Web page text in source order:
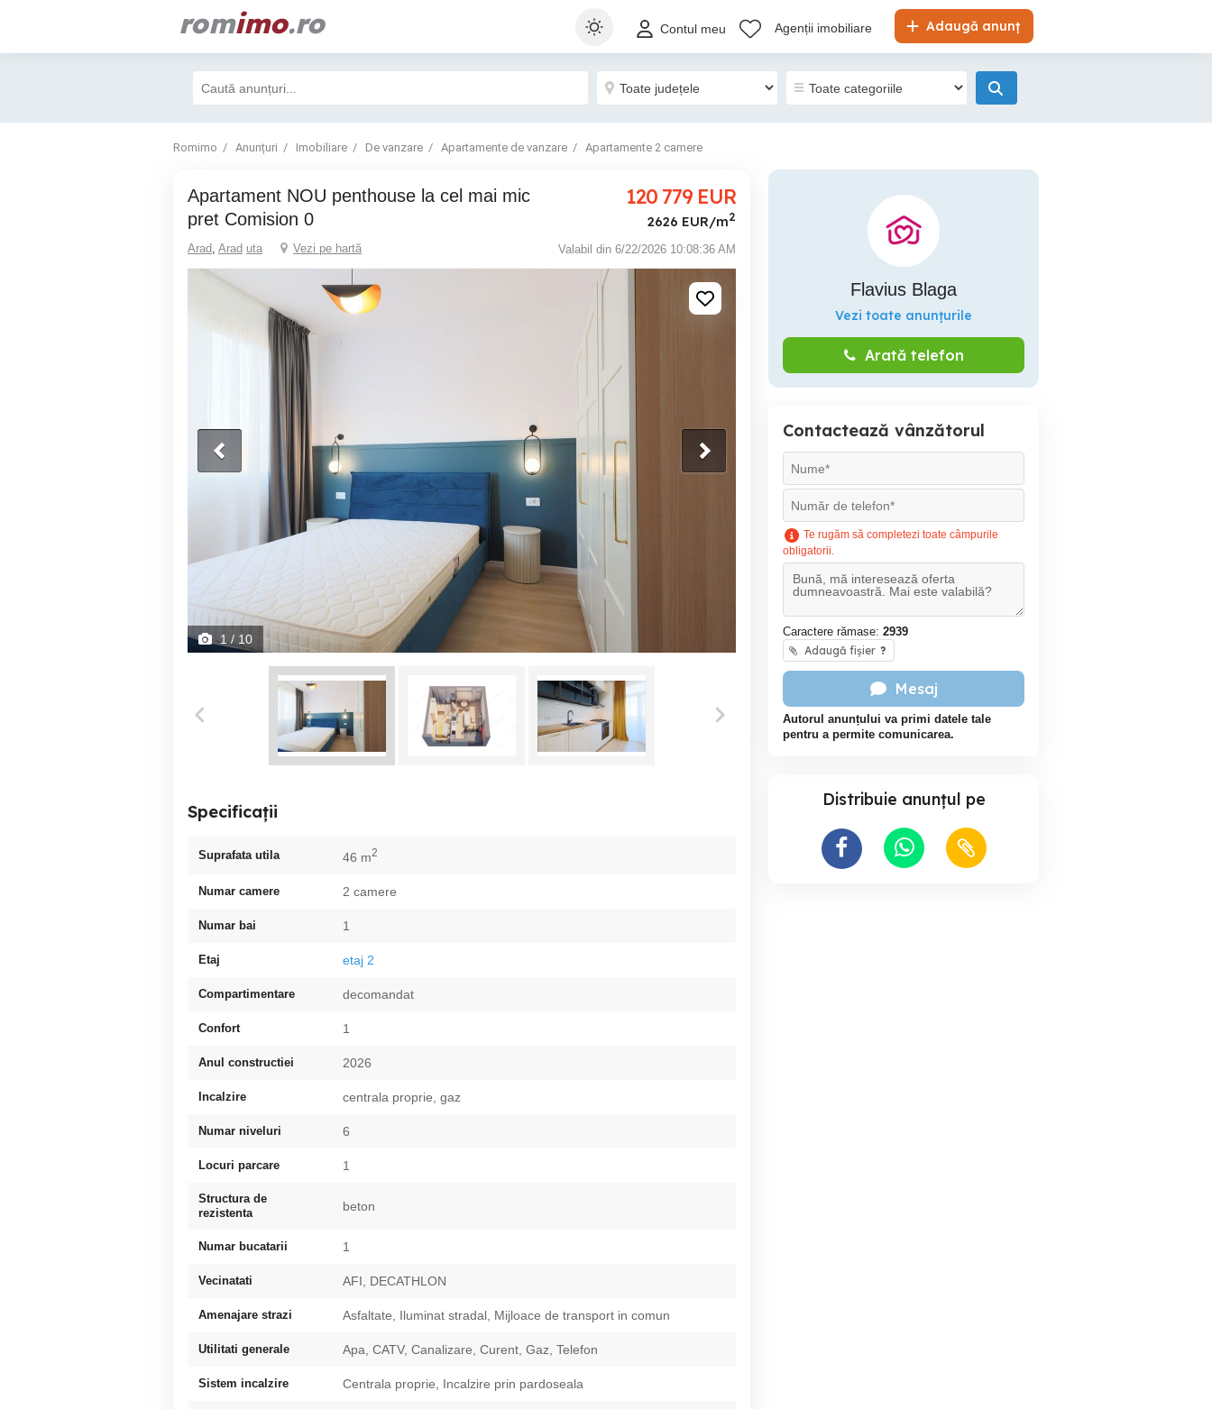
romimo.ro Adaugă anunț
Contul meu Agenții imobiliare
Romimo Anunțuri Imobiliare De vanzare Apartamente de vanzare Apartamente 2 camere
Apartament NOU penthouse la cel mai mic
pret Comision 0
120 779 EUR
2626 EUR/m2
Arad, Arad uta Vezi pe hartă Valabil din 6/22/2026 10:08:36 AM
1 / 10
Specificații
Suprafata utila 46 m2
Numar camere 2 camere
Numar bai 1
Etaj etaj 2
Compartimentare decomandat
Confort 1
Anul constructiei 2026
Incalzire centrala proprie, gaz
Numar niveluri 6
Locuri parcare 1
Structura de
rezistenta
beton
Numar bucatarii 1
Vecinatati AFI, DECATHLON
Amenajare strazi Asfaltate, Iluminat stradal, Mijloace de transport in comun
Utilitati generale Apa, CATV, Canalizare, Curent, Gaz, Telefon
Sistem incalzire Centrala proprie, Incalzire prin pardoseala
Flavius Blaga
Vezi toate anunțurile
Arată telefon
Contactează vânzătorul
Te rugăm să completezi toate câmpurile
obligatorii.
Caractere rămase: 2939
Adaugă fișier ?
Mesaj
Autorul anunțului va primi datele tale
pentru a permite comunicarea.
Distribuie anunțul pe